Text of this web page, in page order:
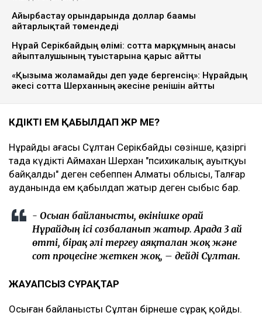
Айырбастау орындарында доллар бағамы
айтарлықтай төмендеді
Нұрай Серікбайдың өлімі: сотта марқұмның анасы
айыпталушының туыстарына қарғыс айтты
«Қызыма жоламайды деп уәде бергенсің»: Нұрайдың
әкесі сотта Шерханның әкесіне ренішін айтты
КҮДІКТІ ЕМ ҚАБЫЛДАП ЖҮР МЕ?
Нұрайдың ағасы Сұлтан Серікбайдың сөзінше, қазіргі
таңда күдікті Аймахан Шерхан "психикалық ауытқуы
байқалды" деген себеппен Алматы облысы, Талғар
ауданында ем қабылдап жатыр деген сыбыс бар.
- Осыған байланысты, өкінішке орай
Нұрайдың ісі созбаланып жатыр. Арада 3 ай
өтті, бірақ әлі тергеу аяқталған жоқ және
сот процесіне жеткен жоқ, – дейді Сұлтан.
ЖАУАПСЫЗ СҰРАҚТАР
Осыған байланысты Сұлтан бірнеше сұрақ қойды.